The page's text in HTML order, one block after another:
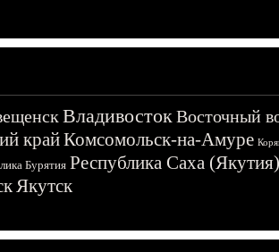
ВладивостокВосточный
крайКомсомольск-на-Амуре
Бурятия Республика Саха (Якутия)
Якутск